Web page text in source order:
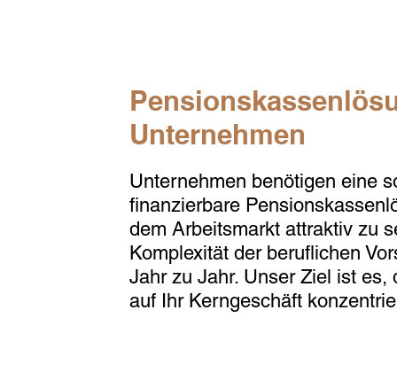
Unternehmen
Unternehmen benötigen eine
finanzierbare
dem Arbeitsmarkt attraktiv zu
Komplexität der beruflichen
Jahr zu Jahr. Unser Ziel ist es,
auf Ihr Kerngeschäft